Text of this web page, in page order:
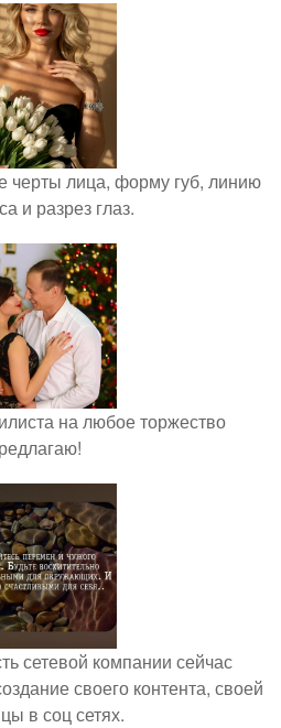
черты лица, форму губ, линию
и разрез глаз.
на любое торжество
сетевой компании сейчас
своего контента, своей
в соц сетях.